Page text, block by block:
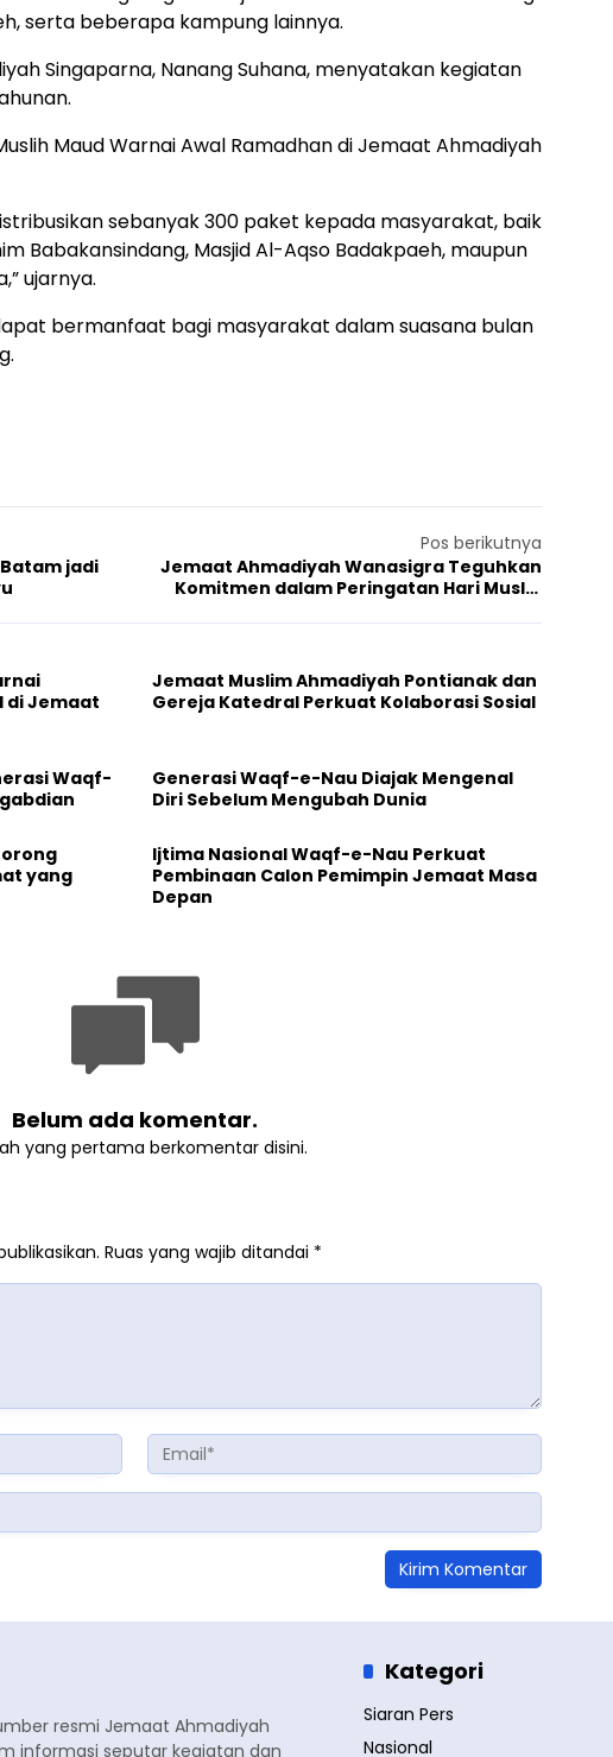
serta beberapa kampung lainnya.
Singaparna, Nanang Suhana, menyatakan kegiatan
Maud Warnai Awal Ramadhan di Jemaat Ahmadiyah
sebanyak 300 paket kepada masyarakat, baik
Babakansindang, Masjid Al-Aqso Badakpaeh, maupun
ujarnya.
bermanfaat bagi masyarakat dalam suasana bulan
jadi
Pos berikutnya
Jemaat Ahmadiyah Wanasigra Teguhkan
Komitmen dalam Peringatan Hari Muslih
di Jemaat
Jemaat Muslim Ahmadiyah Pontianak dan
Gereja Katedral Perkuat Kolaborasi Sosial
Waqf-
Generasi Waqf-e-Nau Diajak Mengenal
Diri Sebelum Mengubah Dunia
yang
Ijtima Nasional Waqf-e-Nau Perkuat
Pembinaan Calon Pemimpin Jemaat Masa
Depan
Belum ada komentar.
yang pertama berkomentar disini.
Ruas yang wajib ditandai *
resmi Jemaat Ahmadiyah
informasi seputar kegiatan dan
Kategori
Siaran Pers
Nasional